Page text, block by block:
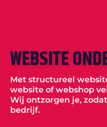
WEBSITE
Met structureel
website of webshop
Wij ontzorgen je,
bedrijf.